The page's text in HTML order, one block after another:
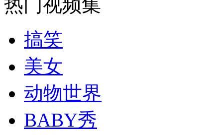
走！跟着总书记去植树
消防员救轻生者
热门视频集
搞笑
美女
动物世界
BABY秀